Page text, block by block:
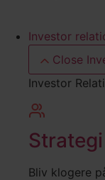
Investor
Close
Investor
Bliv klogere